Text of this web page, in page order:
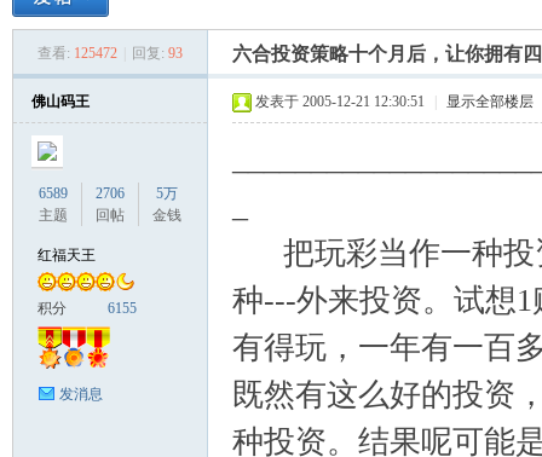
» › ›
查看: 125472 回复: 93 六合投资策略十个月后，让你拥有
佛山码王
6589
主题
2706
回帖
5万
金钱
红福天王
积分 6155
发消息
发表于 2005-12-21 12:30:51 显示全部楼层
把玩彩当作一种投
种---外来投资。试想
有得玩，一年有一百
既然有这么好的投资
种投资。结果呢可能